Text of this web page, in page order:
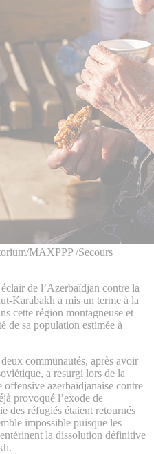
MAXPPP /Secours
de l’Azerbaïdjan contre la
Karabakh a mis un terme à la
cette région montagneuse et
de sa population estimée à
communautés, après avoir
a resurgi lors de la
azerbaïdjanaise contre
provoqué l’exode de
des réfugiés étaient retournés
impossible puisque les
la dissolution définitive